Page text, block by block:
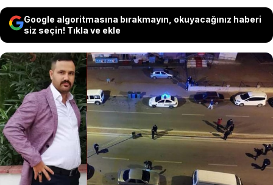
Google algoritmasına bırakmayın, okuyacağınız haberi
siz seçin! Tıkla ve ekle
Kayseri'de gece yarısı çıkan
kavgada silahla vurulan Alim
Dede hayatını kaybetti.